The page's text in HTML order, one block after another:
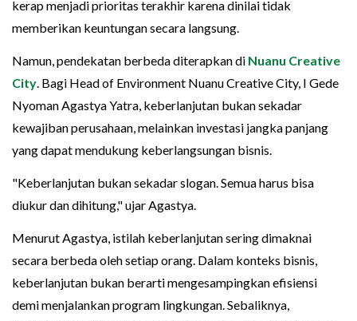
kerap menjadi prioritas terakhir karena dinilai tidak
memberikan keuntungan secara langsung.
Namun, pendekatan berbeda diterapkan di Nuanu Creative
City . Bagi Head of Environment Nuanu Creative City, I Gede
Nyoman Agastya Yatra, keberlanjutan bukan sekadar
kewajiban perusahaan, melainkan investasi jangka panjang
yang dapat mendukung keberlangsungan bisnis.
"Keberlanjutan bukan sekadar slogan. Semua harus bisa
diukur dan dihitung," ujar Agastya.
Menurut Agastya, istilah keberlanjutan sering dimaknai
secara berbeda oleh setiap orang. Dalam konteks bisnis,
keberlanjutan bukan berarti mengesampingkan efisiensi
demi menjalankan program lingkungan. Sebaliknya,